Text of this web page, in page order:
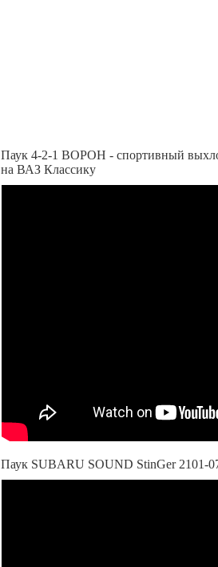
Паук 4-2-1 ВОРОН - спортивный
на ВАЗ Классику
Паук SUBARU SOUND StinGer 2101-